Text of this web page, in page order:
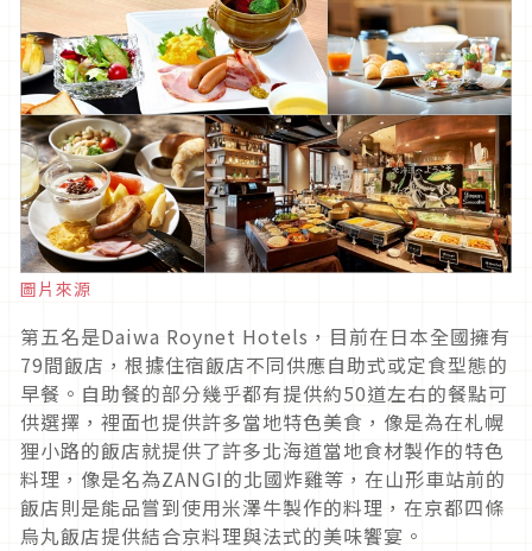
圖片來源
第五名是Daiwa Roynet Hotels，目前在日本全國擁有
79間飯店，根據住宿飯店不同供應自助式或定食型態的
早餐。自助餐的部分幾乎都有提供約50道左右的餐點可
供選擇，裡面也提供許多當地特色美食，像是為在札幌
狸小路的飯店就提供了許多北海道當地食材製作的特色
料理，像是名為ZANGI的北國炸雞等，在山形車站前的
飯店則是能品嘗到使用米澤牛製作的料理，在京都四條
烏丸飯店提供結合京料理與法式的美味饗宴。